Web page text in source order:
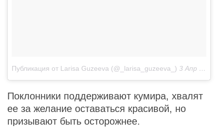
Публикация от Larisa Guzeeva (@_larisa_guzeeva_) 3 Апр 2019 в 3:22 PDT
Поклонники поддерживают кумира, хвалят
ее за желание оставаться красивой, но
призывают быть осторожнее.